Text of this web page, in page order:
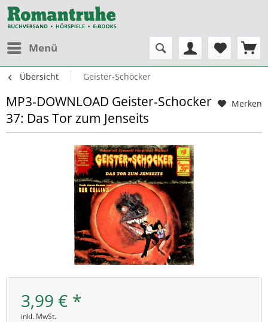
Menü
Übersicht Geister-Schocker
Merken
MP3-DOWNLOAD Geister-Schocker
37: Das Tor zum Jenseits
3,99 € *
inkl. MwSt.